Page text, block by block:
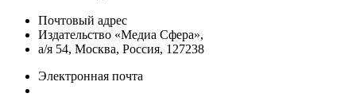
Почтовый адрес
Издательство «Медиа Сфера»,
а/я 54, Москва, Россия, 127238
Электронная почта